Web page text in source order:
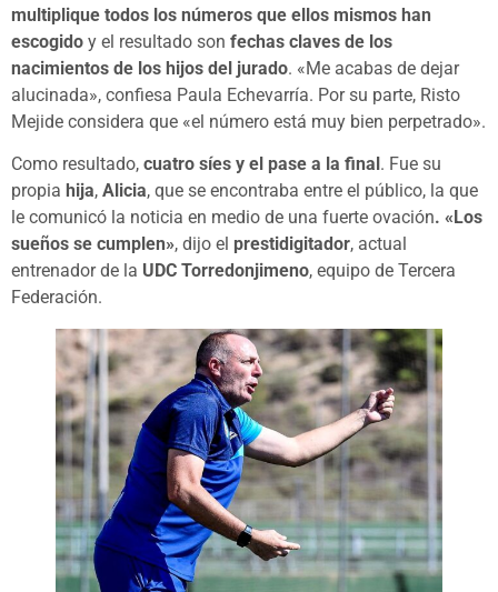
multiplique todos los números que ellos mismos han
escogido y el resultado son fechas claves de los
nacimientos de los hijos del jurado. «Me acabas de dejar
alucinada», confiesa Paula Echevarría. Por su parte, Risto
Mejide considera que «el número está muy bien perpetrado».
Como resultado, cuatro síes y el pase a la final. Fue su
propia hija, Alicia, que se encontraba entre el público, la que
le comunicó la noticia en medio de una fuerte ovación. «Los
sueños se cumplen», dijo el prestidigitador, actual
entrenador de la UDC Torredonjimeno, equipo de Tercera
Federación.